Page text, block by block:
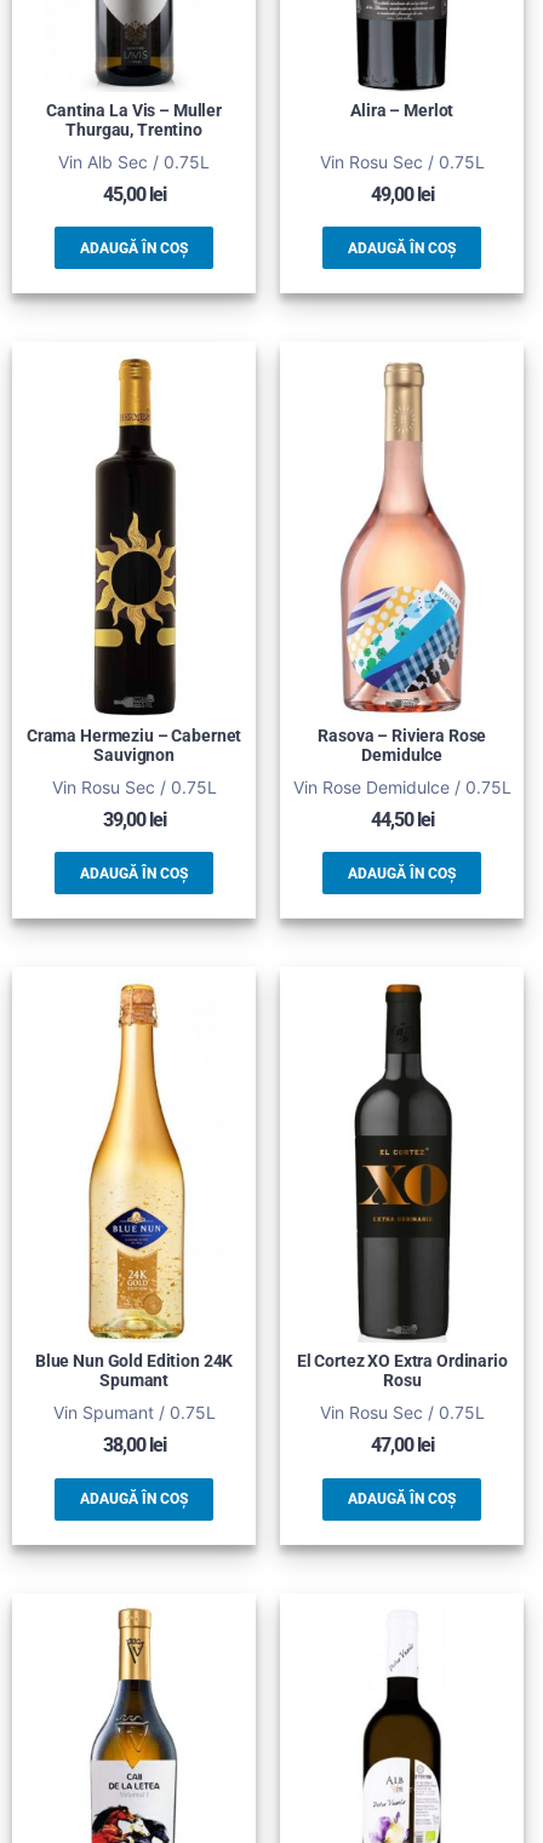
Cantina La Vis – Muller
Thurgau, Trentino
Vin Alb Sec / 0.75L
45,00lei
ADAUGĂ ÎN COȘ
Alira – Merlot
Vin Rosu Sec / 0.75L
49,00lei
ADAUGĂ ÎN COȘ
Crama Hermeziu – Cabernet
Sauvignon
Vin Rosu Sec / 0.75L
39,00lei
ADAUGĂ ÎN COȘ
Rasova – Riviera Rose
Demidulce
Vin Rose Demidulce / 0.75L
44,50lei
ADAUGĂ ÎN COȘ
Blue Nun Gold Edition 24K
Spumant
Vin Spumant / 0.75L
38,00 lei
ADAUGĂ ÎN COȘ
El Cortez XO Extra Ordinario
Rosu
Vin Rosu Sec / 0.75L
47,00 lei
ADAUGĂ ÎN COȘ